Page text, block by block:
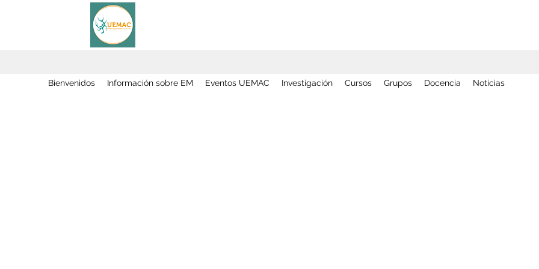
Bienvenidos Información sobre EM Eventos UEMAC Investigación Cursos Grupos Docencia Noticias